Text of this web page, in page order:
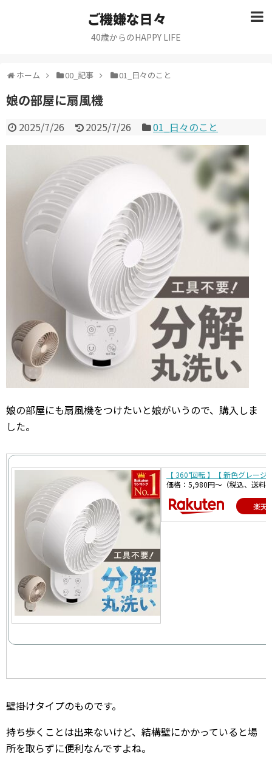
ご機嫌な日々
40歳からのHAPPY LIFE
ホーム 00_記事 01_日々のこと
娘の部屋に扇風機
2025/7/26 2025/7/26 01_日々のこと
娘の部屋にも扇風機をつけたいと娘がいうので、購入しま
した。
【 360°回転 】【 新色グレー
価格：5,980円～（税込、送料
楽天
壁掛けタイプのものです。
持ち歩くことは出来ないけど、結構壁にかかっていると場
所を取らずに便利なんですよね。